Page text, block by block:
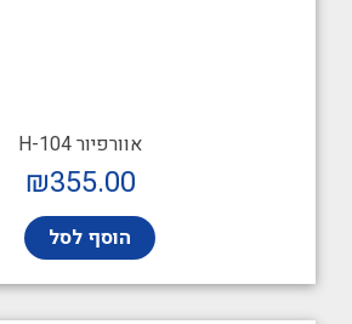
אוורפיור H-104
₪355.00
הוסף לסל